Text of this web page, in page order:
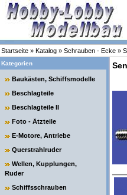
Startseite » Katalog » Schrauben - Ecke »
Kategorien
Baukästen, Schiffsmodelle
Beschlagteile
Beschlagteile II
Foto - Ätzteile
E-Motore, Antriebe
Querstrahlruder
Wellen, Kupplungen,
Ruder
Schiffsschrauben